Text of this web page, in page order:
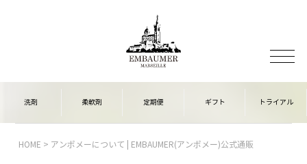
HOME アンボメーについて | EMBAUMER(アンボメー)公式通販